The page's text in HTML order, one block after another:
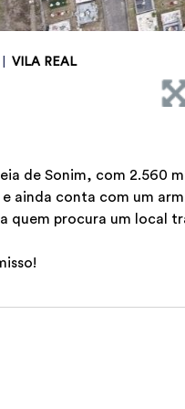
VILA REAL
de Sonim, com 2.560
ainda conta com um
quem procura um local